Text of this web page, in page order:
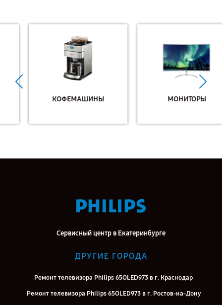
КОФЕМАШИНЫ МОНИТОРЫ
Сервисный центр в Екатеринбурге
ДРУГИЕ ГОРОДА
Ремонт телевизора Philips 65OLED973 в г. Краснодар
Ремонт телевизора Philips 65OLED973 в г. Ростов-на-Дону